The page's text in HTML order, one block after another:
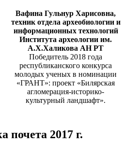
Вафина Гульнур Харисовна,
техник отдела археобиологии и
информационных технологий
Института археологии им.
А.Х.Халикова АН РТ
Победитель 2018 года
республиканского конкурса
молодых ученых в номинации
«ГРАНТ»: проект «Билярская
агломерация-историко-
культурный ландшафт».
почета 2017 г.